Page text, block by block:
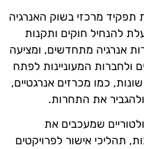
מרכזי בשוק האנרגיה
להנחיל חוקים ותקנות
אנרגיה מתחדשים, ומציעה
ולחברות המעוניינות לפתח
כמו מכרזים אנרגטיים,
את התחרות.
שמעכבים את
תהליכי אישור לפרויקטים